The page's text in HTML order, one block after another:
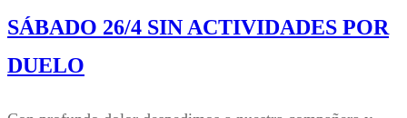
SÁBADO 26/4 SIN ACTIVIDADES POR
DUELO